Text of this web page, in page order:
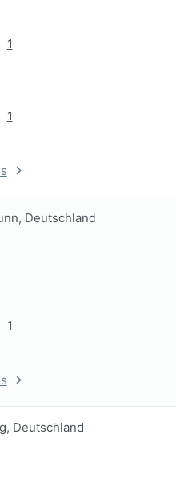
1
1
Deutschland
1
Deutschland